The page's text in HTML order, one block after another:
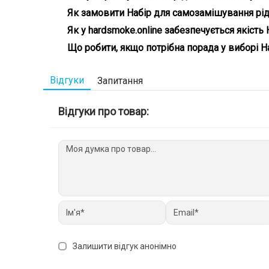
На нашому сайті ви знайдете широкий вибір
Лимон, 50 мг, 30 мл) та насолоджуйтесь високою
Як замовити Набір для самозамішування
Просто додайте Набір для самозамішування
Як у hardsmoke.online забезпечується
Ми ретельно вибираємо постачальників та
Що робити, якщо потрібна порада у виборі
Відгуки Запитання
Відгуки про товар:
Залишити відгук анонімно